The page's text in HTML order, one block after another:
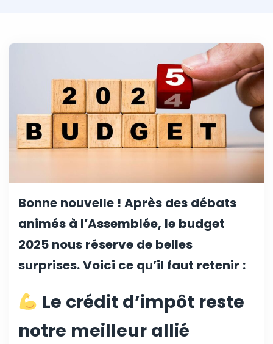
Bonne nouvelle ! Après des débats
animés à l’Assemblée, le budget
2025 nous réserve de belles
surprises. Voici ce qu’il faut retenir :
Le crédit d’impôt reste
notre meilleur allié